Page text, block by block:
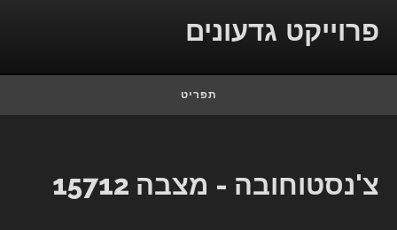
פרוייקט גדעונים
תפריט
צ'נסטוחובה - מצבה 15712